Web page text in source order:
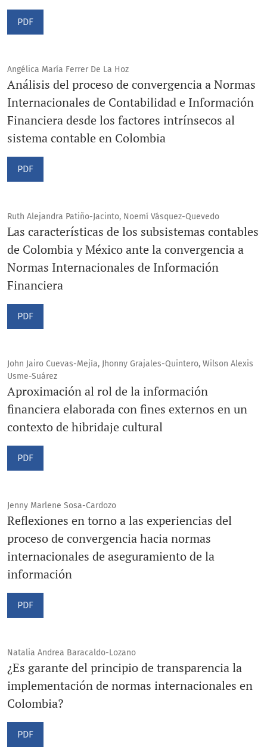
PDF
Angélica María Ferrer De La Hoz
Análisis del proceso de convergencia a Normas
Internacionales de Contabilidad e Información
Financiera desde los factores intrínsecos al
sistema contable en Colombia
PDF
Ruth Alejandra Patiño-Jacinto, Noemí Vásquez-Quevedo
Las características de los subsistemas contables
de Colombia y México ante la convergencia a
Normas Internacionales de Información
Financiera
PDF
John Jairo Cuevas-Mejía, Jhonny Grajales-Quintero, Wilson Alexis
Usme-Suárez
Aproximación al rol de la información
financiera elaborada con fines externos en un
contexto de hibridaje cultural
PDF
Jenny Marlene Sosa-Cardozo
Reflexiones en torno a las experiencias del
proceso de convergencia hacia normas
internacionales de aseguramiento de la
información
PDF
Natalia Andrea Baracaldo-Lozano
¿Es garante del principio de transparencia la
implementación de normas internacionales en
Colombia?
PDF